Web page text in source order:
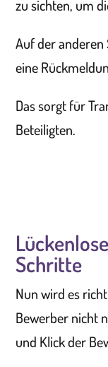
zu sichten, um
Auf der
eine
Das sorgt für
Beteiligten.
Schritte
Nun wird es
Bewerber nicht
und Klick der